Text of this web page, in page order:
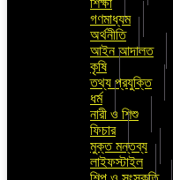
শিক্ষা
গণমাধ্যম
অর্থনীতি
আইন আদালত
কৃষি
তথ্য প্রযুক্তি
ধর্ম
নারী ও শিশু
ফিচার
মুক্ত মন্তব্য
লাইফস্টাইল